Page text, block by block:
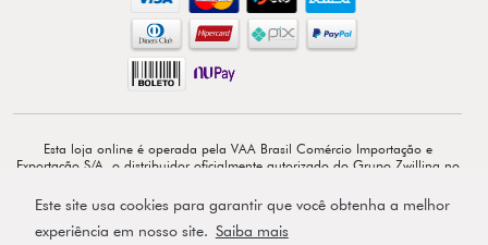
Este site usa cookies para garantir que você obtenha a melhor
experiência em nosso site. Saiba mais
Esta loja online é operada pela VAA Brasil Comércio Importação e
Exportação S/A, o distribuidor oficialmente autorizado do Grupo Zwilling no
exclusivamente responsável por todo o conteúdo e comunicação deste site. ©
Copyright 2026 - Av. Doutor Cardoso de Melo, 1855 - 14º - Vila Olímpia -
CEP: 04548-903 - São Paulo-SP.